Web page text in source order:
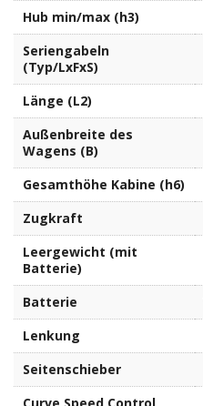
Hub min/max (h3)
Seriengabeln
(Typ/LxFxS)
Länge (L2)
Außenbreite des
Wagens (B)
Gesamthöhe Kabine (h6)
Zugkraft
Leergewicht (mit
Batterie)
Batterie
Lenkung
Seitenschieber